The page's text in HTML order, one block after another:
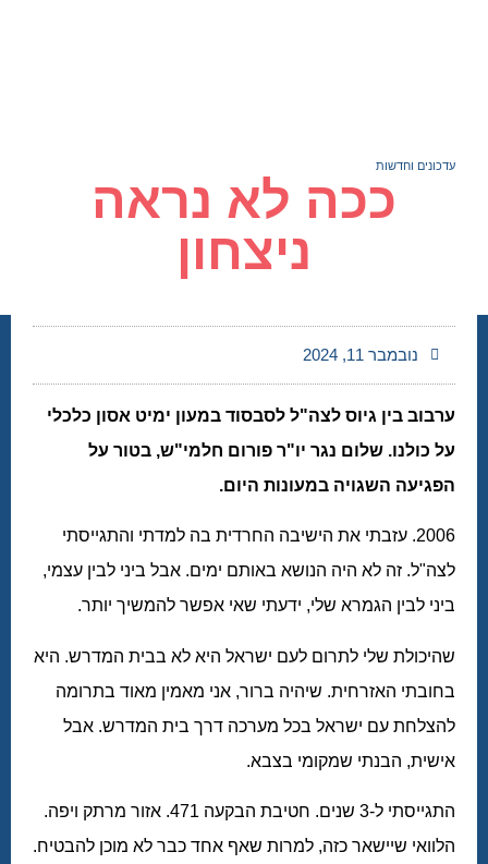
עדכונים וחדשות
ככה לא נראה
ניצחון
נובמבר 11, 2024
ערבוב בין גיוס לצה"ל לסבסוד במעון ימיט אסון כלכלי
על כולנו. שלום נגר יו"ר פורום חלמי"ש, בטור על
הפגיעה השגויה במעונות היום.
2006. עזבתי את הישיבה החרדית בה למדתי והתגייסתי
לצה"ל. זה לא היה הנושא באותם ימים. אבל ביני לבין עצמי,
ביני לבין הגמרא שלי, ידעתי שאי אפשר להמשיך יותר.
שהיכולת שלי לתרום לעם ישראל היא לא בבית המדרש. היא
בחובתי האזרחית. שיהיה ברור, אני מאמין מאוד בתרומה
להצלחת עם ישראל בכל מערכה דרך בית המדרש. אבל
אישית, הבנתי שמקומי בצבא.
התגייסתי ל-3 שנים. חטיבת הבקעה 471. אזור מרתק ויפה.
הלוואי שיישאר כזה, למרות שאף אחד כבר לא מוכן להבטיח.